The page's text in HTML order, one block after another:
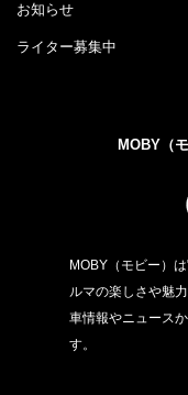
お知らせ
ライター募集中
MOBY（
MOBY（モビー）
ルマの楽しさや魅
車情報やニュース
す。